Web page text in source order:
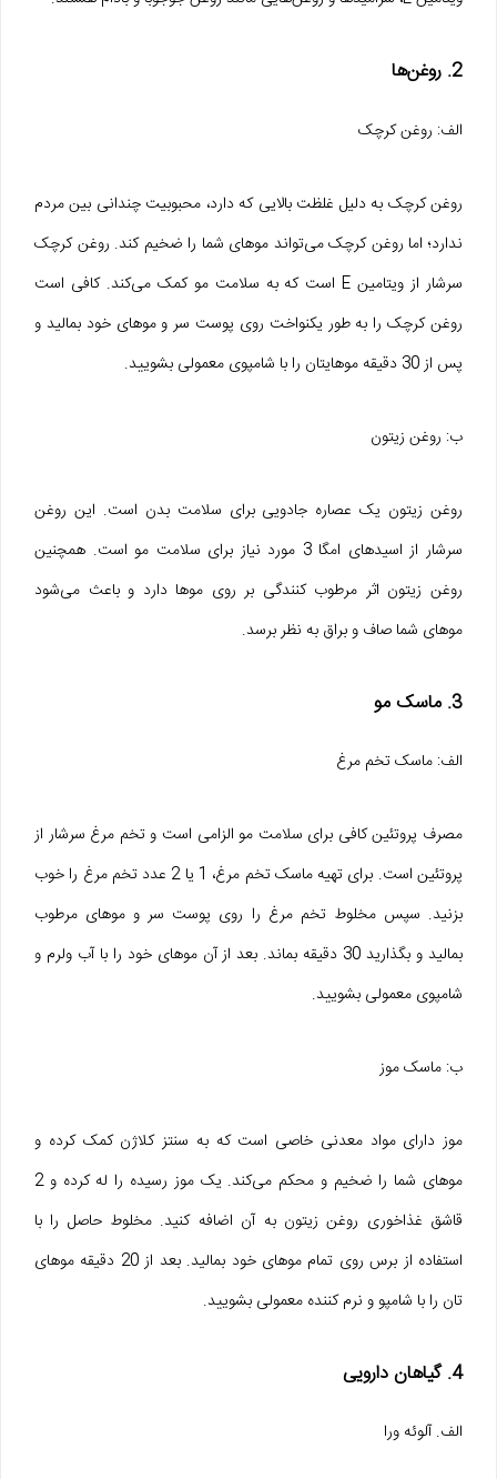
2. روغن‌ها
الف: روغن کرچک
روغن کرچک به دلیل غلظت بالایی که دارد، محبوبیت چندانی بین مردم
ندارد؛ اما روغن کرچک می‌تواند موهای شما را ضخیم کند. روغن کرچک
سرشار از ویتامین E است که به سلامت مو کمک می‌کند. کافی است
روغن کرچک را به طور یکنواخت روی پوست سر و موهای خود بمالید و
پس از 30 دقیقه موهایتان را با شامپوی معمولی بشویید.
ب: روغن زیتون
روغن زیتون یک عصاره جادویی برای سلامت بدن است. این روغن
سرشار از اسیدهای امگا 3 مورد نیاز برای سلامت مو است. همچنین
روغن زیتون اثر مرطوب کنندگی بر روی موها دارد و باعث می‌شود
موهای شما صاف و براق به نظر برسد.
3. ماسک مو
الف: ماسک تخم مرغ
مصرف پروتئین کافی برای سلامت مو الزامی است و تخم مرغ سرشار از
پروتئین است. برای تهیه ماسک تخم مرغ، 1 یا 2 عدد تخم مرغ را خوب
بزنید. سپس مخلوط تخم مرغ را روی پوست سر و موهای مرطوب
بمالید و بگذارید 30 دقیقه بماند. بعد از آن موهای خود را با آب ولرم و
شامپوی معمولی بشویید.
ب: ماسک موز
موز دارای مواد معدنی خاصی است که به سنتز کلاژن کمک کرده و
موهای شما را ضخیم و محکم می‌کند. یک موز رسیده را له کرده و 2
قاشق غذاخوری روغن زیتون به آن اضافه کنید. مخلوط حاصل را با
استفاده از برس روی تمام موهای خود بمالید. بعد از 20 دقیقه موهای
تان را با شامپو و نرم کننده معمولی بشویید.
4. گیاهان دارویی
الف. آلوئه ورا